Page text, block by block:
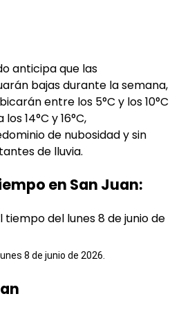
anticipa que las
bajas durante la semana,
entre los 5°C y los 10°C
14°C y 16°C,
de nubosidad y sin
de lluvia.
en San Juan:
8 de junio de 2026.